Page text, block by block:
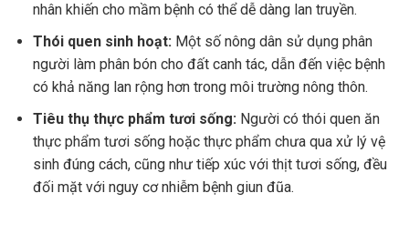
nhân khiến cho mầm bệnh có thể dễ dàng lan truyền.
Thói quen sinh hoạt:Một số nông dân sử dụng phân
người làm phân bón cho đất canh tác, dẫn đến việc bệnh
có khả năng lan rộng hơn trong môi trường nông thôn.
Tiêu thụ thực phẩm tươi sống: Người có thói quen ăn
thực phẩm tươi sống hoặc thực phẩm chưa qua xử lý vệ
sinh đúng cách, cũng như tiếp xúc với thịt tươi sống, đều
đối mặt với nguy cơ nhiễm bệnh giun đũa.